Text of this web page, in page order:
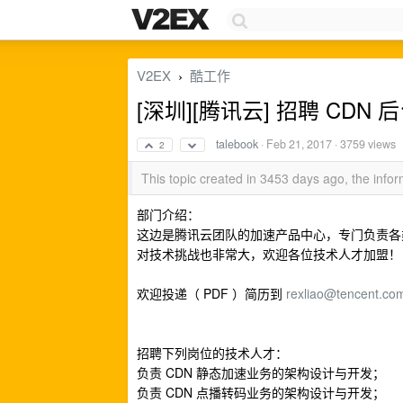
V2EX › 酷工作
[深圳][腾讯云] 招聘 CDN
2 talebook · Feb 21, 2017 · 3759 views
This topic created in 3453 days ago, the
部门介绍：
这边是腾讯云团队的加速产品中心，专门负责
对技术挑战也非常大，欢迎各位技术人才加盟！
欢迎投递（ PDF ）简历到
招聘下列岗位的技术人才：
负责 CDN 静态加速业务的架构设计与开发；
负责 CDN 点播转码业务的架构设计与开发；